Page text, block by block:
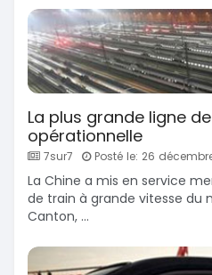
La plus grande ligne
opérationnelle
7sur7 Posté le: 26
La Chine a mis en service
de train à grande vitesse du
Canton, ...